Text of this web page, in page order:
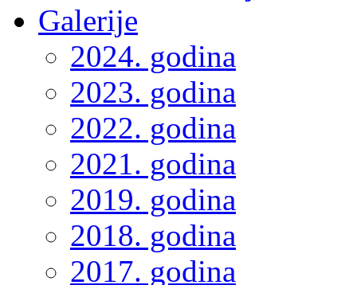
Galerije
2024. godina
2023. godina
2022. godina
2021. godina
2019. godina
2018. godina
2017. godina